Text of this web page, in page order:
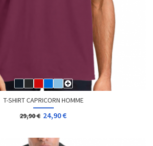
T-SHIRT CAPRICORN HOMME
29,90 € 24,90 €